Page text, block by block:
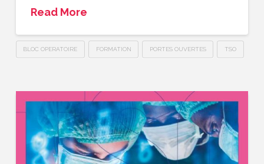
Read More
BLOC OPERATOIRE FORMATION PORTES OUVERTES TSO